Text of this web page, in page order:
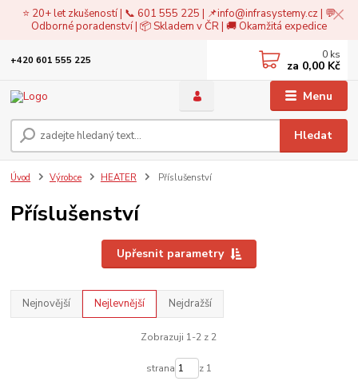
⭐ 20+ let zkušeností | 📞 601 555 225 | 📌info@infrasystemy.cz| 💬
Odborné poradenství | 📦 Skladem v ČR | 🚚 Okamžitá expedice
Menu
Hledat
+420 601 555 225 0 ks
za 0,00 Kč
Úvod Výrobce HEATER Příslušenství
Příslušenství
Upřesnit parametry
Nejnovější Nejlevnější Nejdražší
Zobrazuji 1-2 z 2
strana z 1